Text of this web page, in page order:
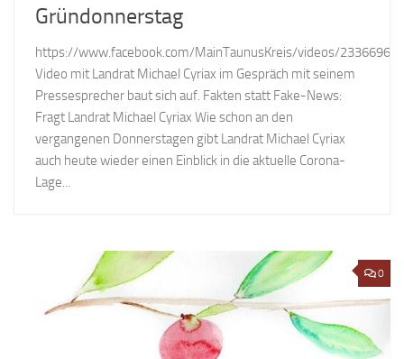
Gründonnerstag
https://www.facebook.com/MainTaunusKreis/videos/
Video mit Landrat Michael Cyriax im Gespräch mit seinem
Pressesprecher baut sich auf. Fakten statt Fake-News:
Fragt Landrat Michael Cyriax Wie schon an den
vergangenen Donnerstagen gibt Landrat Michael Cyriax
auch heute wieder einen Einblick in die aktuelle Corona-
Lage...
0